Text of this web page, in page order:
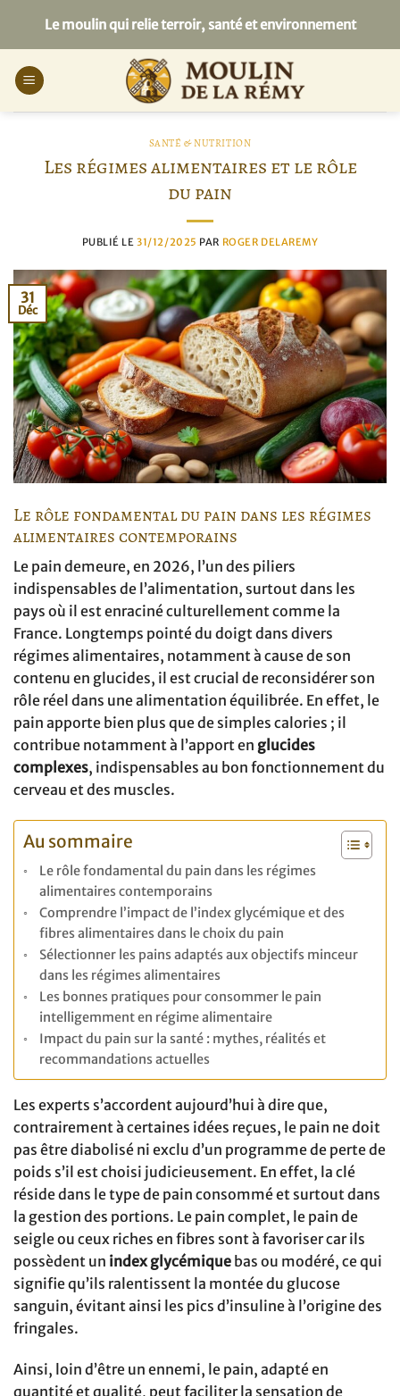
contenu
Le moulin qui relie terroir, santé et environnement
SANTÉ & NUTRITION
Les régimes alimentaires et le rôle
du pain
PUBLIÉ LE31/12/2025 PAR ROGER DELAREMY
31
Déc
Le rôle fondamental du pain dans les régimes
alimentaires contemporains
Le pain demeure, en 2026, l’un des piliers
indispensables de l’alimentation, surtout dans les
pays où il est enraciné culturellement comme la
France. Longtemps pointé du doigt dans divers
régimes alimentaires, notamment à cause de son
contenu en glucides, il est crucial de reconsidérer son
rôle réel dans une alimentation équilibrée. En effet, le
pain apporte bien plus que de simples calories ; il
contribue notamment à l’apport en glucides
complexes, indispensables au bon fonctionnement du
cerveau et des muscles.
Au sommaire
Le rôle fondamental du pain dans les régimes
alimentaires contemporains
Comprendre l’impact de l’index glycémique et des
fibres alimentaires dans le choix du pain
Sélectionner les pains adaptés aux objectifs minceur
dans les régimes alimentaires
Les bonnes pratiques pour consommer le pain
intelligemment en régime alimentaire
Impact du pain sur la santé : mythes, réalités et
recommandations actuelles
Les experts s’accordent aujourd’hui à dire que,
contrairement à certaines idées reçues, le pain ne doit
pas être diabolisé ni exclu d’un programme de perte de
poids s’il est choisi judicieusement. En effet, la clé
réside dans le type de pain consommé et surtout dans
la gestion des portions. Le pain complet, le pain de
seigle ou ceux riches en fibres sont à favoriser car ils
possèdent un index glycémique bas ou modéré, ce qui
signifie qu’ils ralentissent la montée du glucose
sanguin, évitant ainsi les pics d’insuline à l’origine des
fringales.
Ainsi, loin d’être un ennemi, le pain, adapté en
quantité et qualité, peut faciliter la sensation de